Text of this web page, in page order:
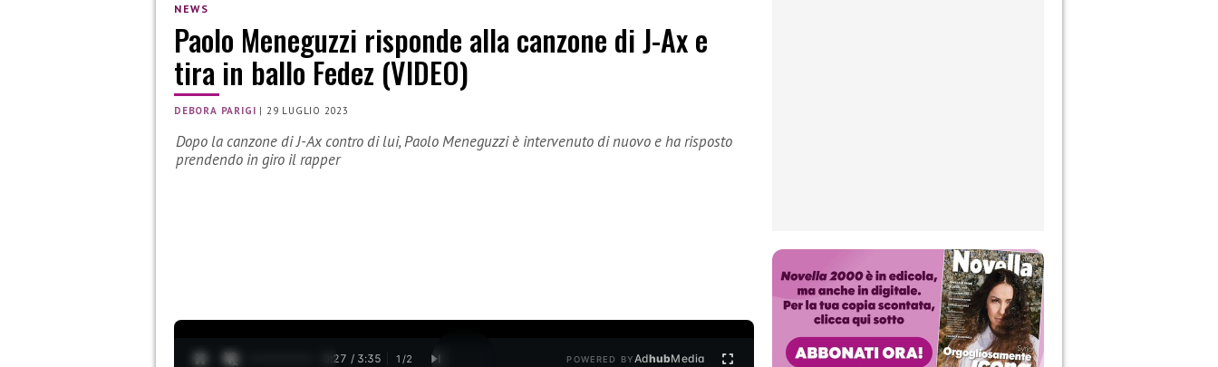
NEWS
Paolo Meneguzzi risponde alla canzone di J-Ax e
tira in ballo Fedez (VIDEO)
DEBORA PARIGI | 29 LUGLIO 2023
Dopo la canzone di J-Ax contro di lui, Paolo Meneguzzi è intervenuto di nuovo e ha risposto
prendendo in giro il rapper
0:28 / 3:35 1 /2 POWERED BYAdhubMedia